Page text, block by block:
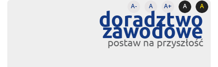
A- A A+ A A
doradztwo
zawodowe
postaw na przyszłość